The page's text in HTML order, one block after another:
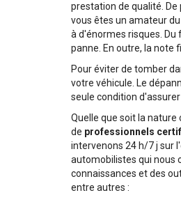
prestation de qualité.
vous êtes un amateur
à d'énormes risques.
panne. En outre, la note
Pour éviter de tomber
votre véhicule. Le
seule condition
Quelle que soit la
de professionnels
intervenons 24 h/7 j sur
automobilistes qui nous
connaissances et des
entre autres :